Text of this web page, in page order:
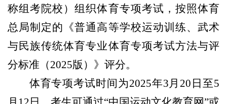
称组考院校）组织体育专项考试，按照体育
总局制定的《普通高等学校运动训练、武术
与民族传统体育专业体育专项考试方法与评
分标准（2025版）》评分。
体育专项考试时间为2025年3月20日至5